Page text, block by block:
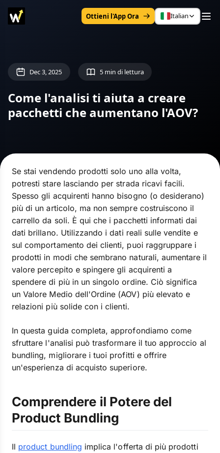
Ottieni l'App Ora Italian
Dec 3, 2025 5 min di lettura
Come l'analisi ti aiuta a creare
pacchetti che aumentano l'AOV?
Se stai vendendo prodotti solo uno alla volta,
potresti stare lasciando per strada ricavi facili.
Spesso gli acquirenti hanno bisogno (o desiderano)
più di un articolo, ma non sempre costruiscono il
carrello da soli. È qui che i pacchetti informati dai
dati brillano. Utilizzando i dati reali sulle vendite e
sul comportamento dei clienti, puoi raggruppare i
prodotti in modi che sembrano naturali, aumentare il
valore percepito e spingere gli acquirenti a
spendere di più in un singolo ordine. Ciò significa
un Valore Medio dell'Ordine (AOV) più elevato e
relazioni più solide con i clienti.
In questa guida completa, approfondiamo come
sfruttare l'analisi può trasformare il tuo approccio al
bundling, migliorare i tuoi profitti e offrire
un'esperienza di acquisto superiore.
Comprendere il Potere del
Product Bundling
Il product bundling implica l'offerta di più prodotti